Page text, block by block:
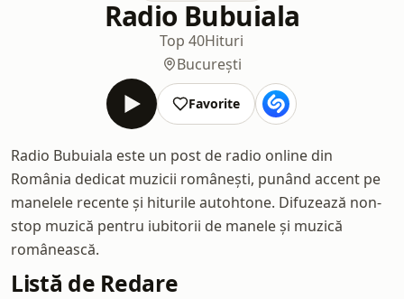
Radio Bubuiala
Top 40Hituri
București
Favorite
Radio Bubuiala este un post de radio online din
România dedicat muzicii românești, punând accent pe
manelele recente și hiturile autohtone. Difuzează non-
stop muzică pentru iubitorii de manele și muzică
românească.
Listă de Redare